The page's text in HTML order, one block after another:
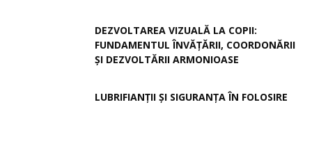
DEZVOLTAREA VIZUALĂ LA COPII:
FUNDAMENTUL ÎNVĂȚĂRII, COORDONĂRII
ȘI DEZVOLTĂRII ARMONIOASE
LUBRIFIANȚII ȘI SIGURANȚA ÎN FOLOSIRE